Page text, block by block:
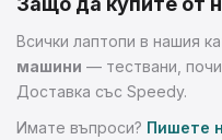
Всички лаптопи в нашия
машини — тествани,
Доставка със Speedy.
Имате въпроси? Пишете